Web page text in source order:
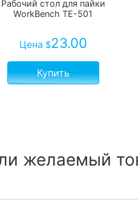
Рабочий стол для пайки
WorkBench TE-501
Цена $23.00
Купить
желаемый